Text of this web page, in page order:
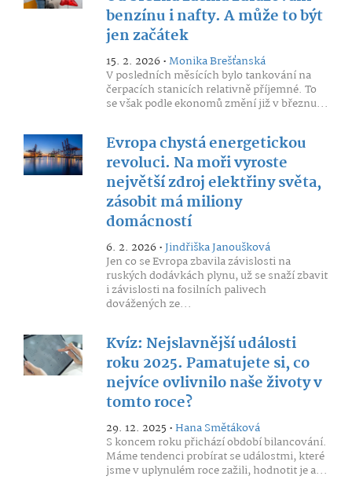
benzínu i nafty. A může to být
jen začátek
15. 2. 2026 •Monika Brešťanská
V posledních měsících bylo tankování na
čerpacích stanicích relativně příjemné. To
se však podle ekonomů změní již v březnu...
Evropa chystá energetickou
revoluci. Na moři vyroste
největší zdroj elektřiny světa,
zásobit má miliony
domácností
6. 2. 2026 •Jindřiška Janoušková
Jen co se Evropa zbavila závislosti na
ruských dodávkách plynu, už se snaží zbavit
i závislosti na fosilních palivech
dovážených ze...
Kvíz: Nejslavnější události
roku 2025. Pamatujete si, co
nejvíce ovlivnilo naše životy v
tomto roce?
29. 12. 2025 •Hana Smětáková
S koncem roku přichází období bilancování.
Máme tendenci probírat se událostmi, které
jsme v uplynulém roce zažili, hodnotit je a...